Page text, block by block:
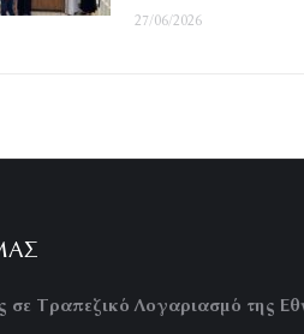
27/06/2026
Τραπεζικό Λογαριασμό της